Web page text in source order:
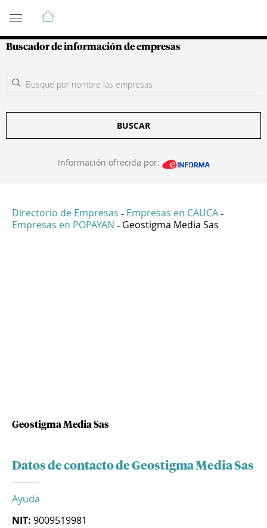
Guía de Empresas Colombianas
Buscador de información de empresas
BUSCAR
Información ofrecida por:
Directorio de Empresas - Empresas en CAUCA -
Empresas en POPAYAN - Geostigma Media Sas
Geostigma Media Sas
Datos de contacto de Geostigma Media Sas
Ayuda
NIT: 9009519981